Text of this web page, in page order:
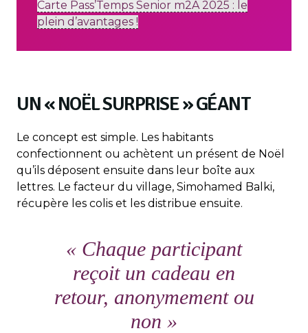
Carte Pass’Temps Senior m2A 2025 : le
plein d’avantages !
UN « NOËL SURPRISE » GÉANT
Le concept est simple. Les habitants
confectionnent ou achètent un présent de Noël
qu’ils déposent ensuite dans leur boîte aux
lettres. Le facteur du village, Simohamed Balki,
récupère les colis et les distribue ensuite.
« Chaque participant
reçoit un cadeau en
retour, anonymement ou
non »